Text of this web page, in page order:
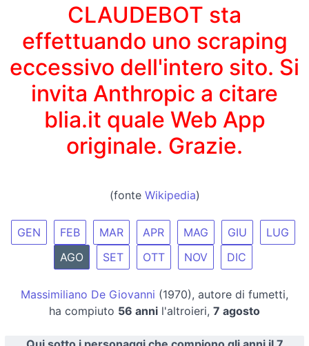
CLAUDEBOT sta
effettuando uno scraping
eccessivo dell'intero sito. Si
invita Anthropic a citare
blia.it quale Web App
originale. Grazie.
(fonte Wikipedia)
GEN FEB MAR APR MAG GIU
LUG
AGO
SET OTT NOV DIC
Massimiliano De Giovanni (1970), autore di fumetti,
ha compiuto 56 anni l'altroieri, 7 agosto